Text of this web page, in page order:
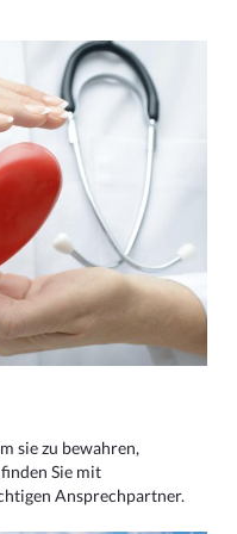
sie zu bewahren,
Sie mit
Ansprechpartner.